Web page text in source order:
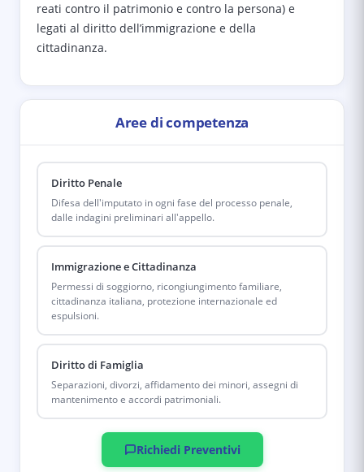
reati contro il patrimonio e contro la persona) e
legati al diritto dell’immigrazione e della
cittadinanza.
Aree di competenza
Diritto Penale
Difesa dell'imputato in ogni fase del processo penale,
dalle indagini preliminari all'appello.
Immigrazione e Cittadinanza
Permessi di soggiorno, ricongiungimento familiare,
cittadinanza italiana, protezione internazionale ed
espulsioni.
Diritto di Famiglia
Separazioni, divorzi, affidamento dei minori, assegni di
mantenimento e accordi patrimoniali.
Richiedi Preventivi